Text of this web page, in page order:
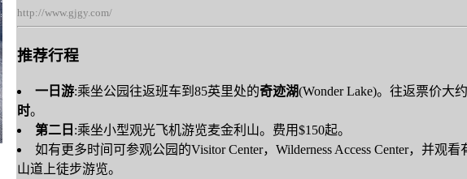
http://www.gjgy.com/
推荐行程
一日游:乘坐公园往返班车到85英里处的奇迹湖(Wonder Lake)。往返票价大
时。
第二日 :乘坐小型观光飞机游览麦金利山。费用$150起。
如有更多时间可参观公园的Visitor Center，Wilderness Access Center，并
山道上徒步游览。